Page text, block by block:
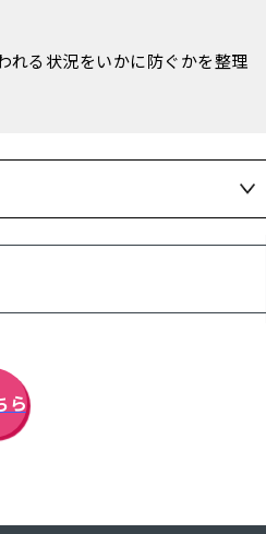
れる状況をいかに防ぐかを整理
ら